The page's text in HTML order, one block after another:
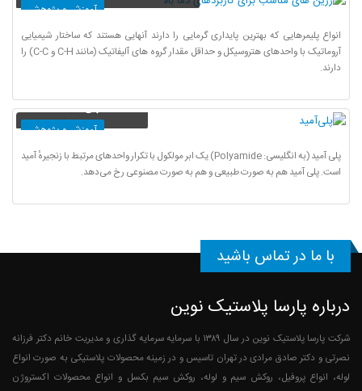
آموزش و پژوهش
انواع پلیمرهایی که بهترین پایداری گرمایی را دارند آنهایی هستند که ساختار شیمیایی
آروماتیک با واحدهای هتروسیکل و حداقل مقدار گروه های آلیفاتیک (مانند C-H و C-C) را
دارند.
پلی‌آمید
آموزش و پژوهش
پلی آمید (به انگلیسی: Polyamide) یک ابر مولکول با تکرار واحدهای مرتبط با زنجیرهٔ آمید
است. پلی آمید هم به صورت طبیعی و هم به صورت مصنوعی رخ می‌دهد.
با ما در تماس باشید
درباره پارسا پلاستیک نوین
شرکت پارسا پلاستیک نوین در سال ۱۳۸۹ با سرمایه سرمایه گذاری و مدیریت خانم دکتر فرزانه
نصرتی و دکتر صادق مرادی در تهران تاسیس و در زمینه محصولات پلاستیکی به صورت انواع
لوله، انواع پروفیل، روکش سیم و لوله، روکش سیم بکسل و انواع محصولات اکستروژن